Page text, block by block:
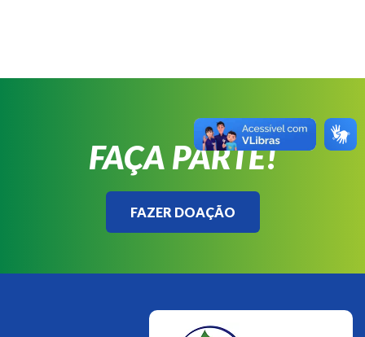
FAÇA PARTE!
FAZER DOAÇÃO